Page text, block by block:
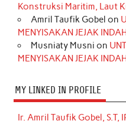
Konstruksi Maritim, Laut
Amril Taufik Gobel on
MENYISAKAN JEJAK
Musniaty Musni on
MENYISAKAN JEJAK
MY LINKED IN PROFILE
Ir. Amril Taufik Gobel, S.T,